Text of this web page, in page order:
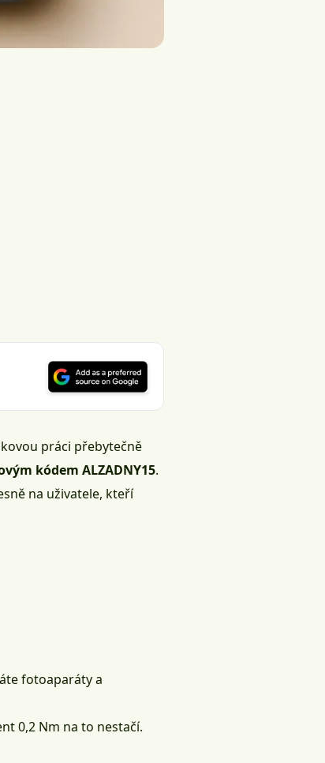
práci přebytečně
kódem ALZADNY15.
na uživatele, kteří
fotoaparáty a
0,2 Nm na to nestačí.